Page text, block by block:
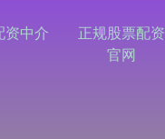
资中介
正规股票配资
官网